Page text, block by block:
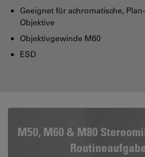
Geeignet für achromatische,
Objektive
Objektivgewinde M60
ESD
M50, M60 & M80